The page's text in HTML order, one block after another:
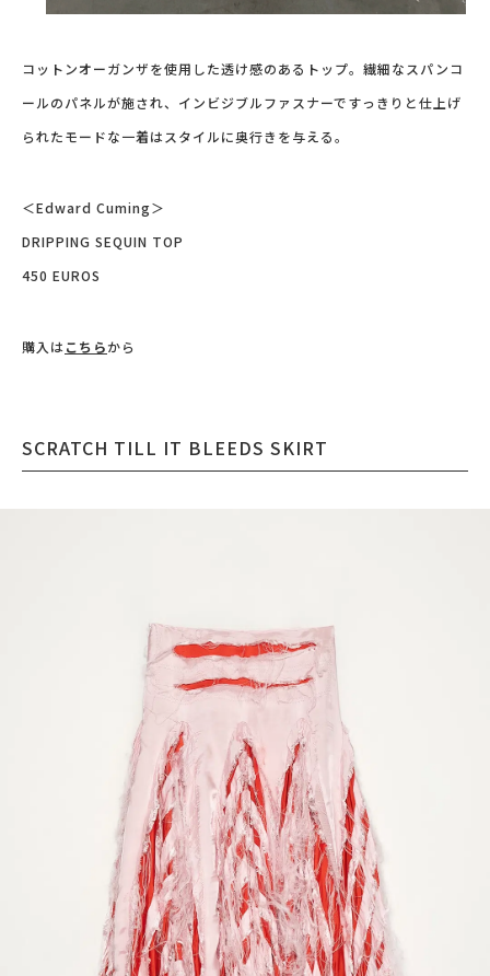
コットンオーガンザを使用した透け感のあるトップ。繊細なスパンコ
ールのパネルが施され、インビジブルファスナーですっきりと仕上げ
られたモードな一着はスタイルに奥行きを与える。
＜Edward Cuming＞
DRIPPING SEQUIN TOP
450 EUROS
購入はこちらから
SCRATCH TILL IT BLEEDS SKIRT